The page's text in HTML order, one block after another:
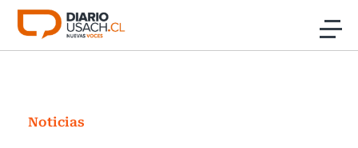
Click acá para ir directamente al contenido
Investigación
Noticias